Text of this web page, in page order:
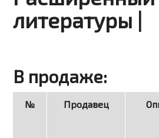
литературы |
В продаже:
№ Продавец